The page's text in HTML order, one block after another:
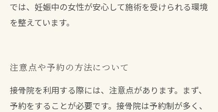
では、妊娠中の女性が安心して施術を受けられる環境
を整えています。
注意点や予約の方法について
接骨院を利用する際には、注意点があります。まず、
予約をすることが必要です。接骨院は予約制が多く、